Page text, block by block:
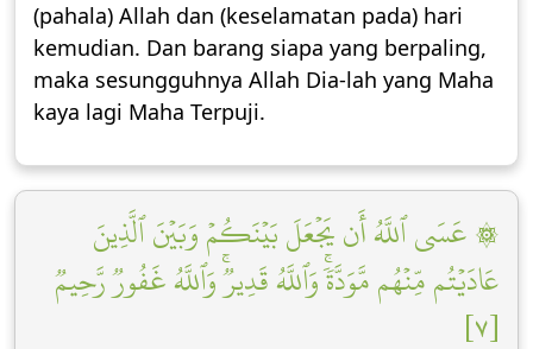
(pahala) Allah dan (keselamatan pada) hari
kemudian. Dan barang siapa yang berpaling,
maka sesungguhnya Allah Dia-lah yang Maha
kaya lagi Maha Terpuji.
۞ عَسَى ٱللَّهُ أَن يَجۡعَلَ بَيۡنَكُمۡ وَبَيۡنَ ٱلَّذِينَ
عَادَيۡتُم مِّنۡهُم مَّوَدَّةٗۚ وَٱللَّهُ قَدِيرٞۚ وَٱللَّهُ غَفُورٞ رَّحِيمٞ
[٧]